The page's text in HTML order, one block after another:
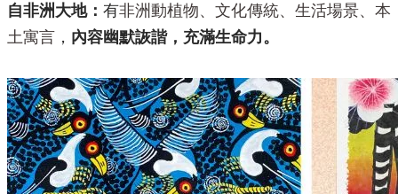
自非洲大地： 有非洲動植物、文化傳統、生活場景、本
土寓言 ， 內容幽默詼諧，充滿生命力。